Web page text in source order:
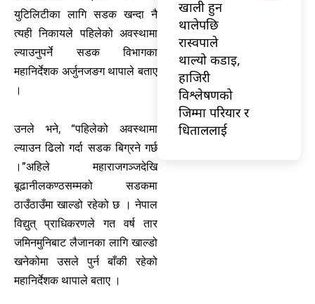
युटिलिटीका लागि सडक खन्दा नै
त्यही निकायले पहिलेको अवस्थामा
ल्याउनुपर्ने सडक विभागका
महानिर्देशक अर्जुनजङग थापाले बताए
।
उनले भने, “पहिलेको अवस्थामा
ल्याउन ढिलो गर्दा सडक बिग्रने गर्छ
।”अहिले महाराजगञ्जदेखि
बूढानीलकण्ठसम्मको सडकमा
ठाउँठाउँमा खाल्डो रहेको छ । नेपाल
विद्युत् प्राधिकरणले गत वर्ष तार
जमिनमुनिबाट लैजानका लागि खाल्डो
खनेकोमा उसले पुर्न बाँकी रहेको
महानिर्देशक थापाले बताए ।
खाली हुन
थालेपछि
रास्वपाले
थाल्यो कडाइ,
हाजिरी
विश्लेषणको
जिम्मा परियार र
धिताललाई